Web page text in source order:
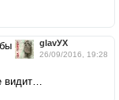
glavУХ
26/09/2016, 19:28
видит…